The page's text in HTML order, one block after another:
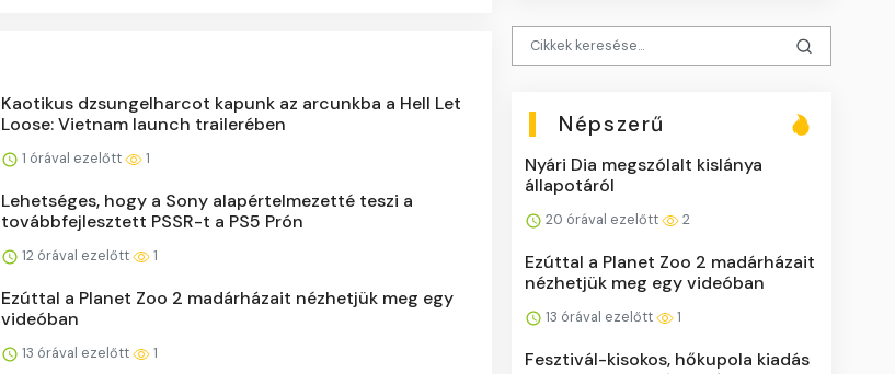
Kaotikus dzsungelharcot kapunk az arcunkba a Hell Let
Loose: Vietnam launch trailerében
1 órával ezelőtt 1
Lehetséges, hogy a Sony alapértelmezetté teszi a
továbbfejlesztett PSSR-t a PS5 Prón
12 órával ezelőtt 1
Ezúttal a Planet Zoo 2 madárházait nézhetjük meg egy
videóban
13 órával ezelőtt 1
Népszerű
Nyári Dia megszólalt kislánya
állapotáról
20 órával ezelőtt 2
Ezúttal a Planet Zoo 2 madárházait
nézhetjük meg egy videóban
13 órával ezelőtt 1
Fesztivál-kisokos, hőkupola kiadás